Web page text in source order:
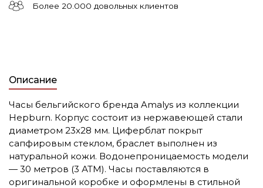
Более 20.000 довольных клиентов
Описание
Часы бельгийского бренда Amalys из коллекции
Hepburn. Корпус состоит из нержавеющей стали
диаметром 23х28 мм. Циферблат покрыт
сапфировым стеклом, браслет выполнен из
натуральной кожи. Водонепроницаемость модели
— 30 метров (3 АТМ). Часы поставляются в
оригинальной коробке и оформлены в стильной